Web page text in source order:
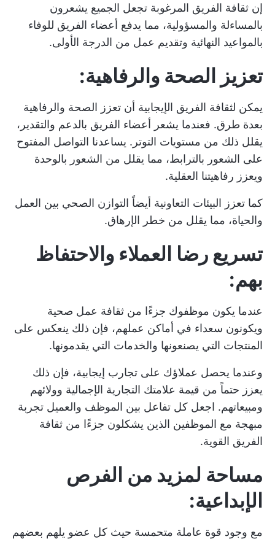
إن ثقافة الفريق المرغوبة تجعل الجميع يشعرون
بالمساءلة والمسؤولية، مما يدفع أعضاء الفريق للوفاء
بالمواعيد النهائية وتقديم عمل من الدرجة الأولى.
تعزيز الصحة والرفاهية:
يمكن لثقافة الفريق الإيجابية أن تعزز الصحة والرفاهية
بعدة طرق. فعندما يشعر أعضاء الفريق بالدعم والتقدير،
يقلل ذلك من مستويات التوتر. يساعدنا التواصل المفتوح
على الشعور بالترابط، مما يقلل من الشعور بالوحدة
ويعزز رفاهيتنا العقلية.
كما تعزز البيئات التعاونية أيضاً التوازن الصحي بين العمل
والحياة، مما يقلل من خطر الإرهاق.
تسريع رضا العملاء والاحتفاظ
بهم:
عندما يكون موظفوك جزءًا من ثقافة عمل صحية
ويكونون سعداء في أماكن عملهم، فإن ذلك ينعكس على
المنتجات التي يصنعونها والخدمات التي يقدمونها.
وعندما يحصل عملاؤك على تجارب إيجابية، فإن ذلك
يعزز حتماً من قيمة علامتك التجارية الإجمالية وولائهم
ومبيعاتهم. اجعل كل تفاعل بين الموظف والعميل تجربة
مبهجة مع الموظفين الذين يشكلون جزءًا من ثقافة
الفريق القوية.
مساحة لمزيد من الفرص
الإبداعية:
مع وجود قوة عاملة متحمسة حيث كل عضو يلهم بعضهم